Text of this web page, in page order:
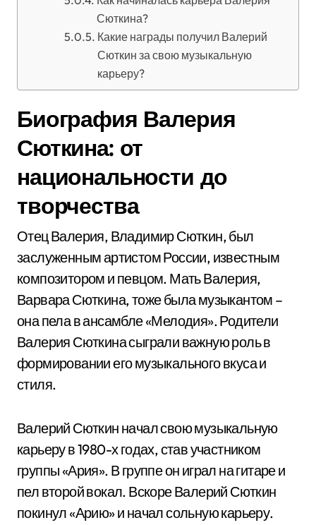
Сюткина?
Какие награды получил Валерий
Сюткин за свою музыкальную
карьеру?
Биография Валерия
Сюткина: от
национальности до
творчества
Отец Валерия, Владимир Сюткин, был
заслуженным артистом России, известным
композитором и певцом. Мать Валерия,
Варвара Сюткина, тоже была музыкантом –
она пела в ансамбле «Мелодия». Родители
Валерия Сюткина сыграли важную роль в
формировании его музыкального вкуса и
стиля.
Валерий Сюткин начал свою музыкальную
карьеру в 1980-х годах, став участником
группы «Ария». В группе он играл на гитаре и
пел второй вокал. Вскоре Валерий Сюткин
покинул «Арию» и начал сольную карьеру.